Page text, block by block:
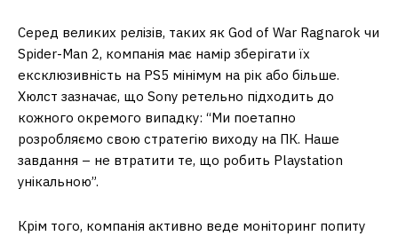
Серед великих релізів, таких як God of War Ragnarok чи
Spider-Man 2, компанія має намір зберігати їх
ексклюзивність на PS5 мінімум на рік або більше.
Хюлст зазначає, що Sony ретельно підходить до
кожного окремого випадку: “Ми поетапно
розробляємо свою стратегію виходу на ПК. Наше
завдання – не втратити те, що робить Playstation
унікальною”.
Крім того, компанія активно веде моніторинг попиту